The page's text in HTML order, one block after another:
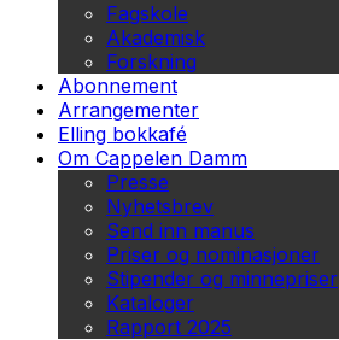
Fagskole
Akademisk
Forskning
Abonnement
Arrangementer
Elling bokkafé
Om Cappelen Damm
Presse
Nyhetsbrev
Send inn manus
Priser og nominasjoner
Stipender og minnepriser
Kataloger
Rapport 2025